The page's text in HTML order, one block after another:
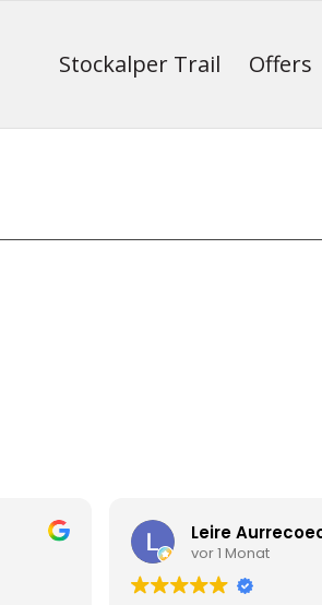
Stockalper Trail Offers
Leire
vor 1 Monat